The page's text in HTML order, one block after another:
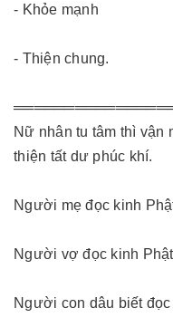
- Khỏe mạnh
- Thiện chung.
Nữ nhân tu tâm thì vận
thiện tất dư phúc khí.
Người mẹ đọc kinh
Người vợ đọc kinh
Người con dâu biết